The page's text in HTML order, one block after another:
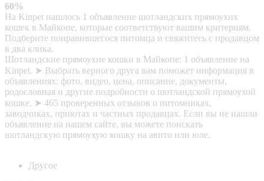
60%
На Kinpet нашлось 1 объявление шотландских прямоухих
кошек в Майкопе, которые соответствуют вашим критериям.
Подберите понравившегося питомца и свяжитесь с продавцом
в два клика.
Шотландские прямоухие кошки в Майкопе: 1 объявление на
Kinpet. ➤ Выбрать верного друга вам поможет информация в
объявлениях: фото, видео, цена, описание, документы,
родословная и другие подробности о шотландской прямоухой
кошке. ➤ 465 проверенных отзывов о питомниках,
заводчиках, приютах и частных продавцах. Если вы не нашли
объявление на нашем сайте, вы можете поискать
шотландскую прямоухую кошку на авито или юле.
Другое